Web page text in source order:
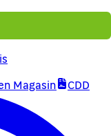
Magasin CDD